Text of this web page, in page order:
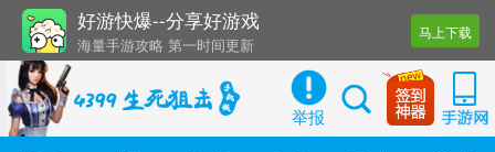
好游快爆--分享好游戏
海量手游攻略 第一时间更新
还有几十款实用辅助工具
马上下载
举报